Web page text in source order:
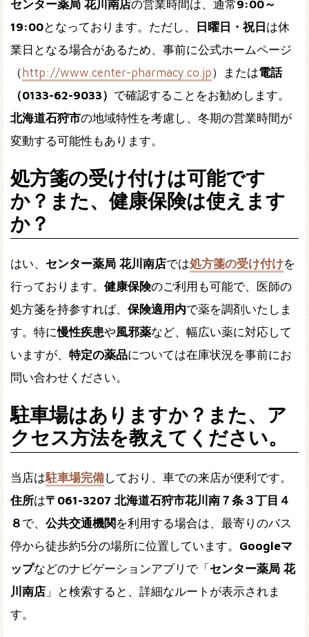
センター薬局 花川南店の営業時間は、通常9:00～
19:00となっております。ただし、 日曜日・祝日は休
業日となる場合があるため、事前に公式ホームページ
（http://www.center-pharmacy.co.jp）または電話
（0133-62-9033） で確認することをお勧めします。
北海道石狩市の地域特性を考慮し、冬期の営業時間が
変動する可能性もあります。
処方箋の受け付けは可能です
か？また、健康保険は使えます
か？
はい、 センター薬局 花川南店では処方箋の受け付けを
行っております。 健康保険のご利用も可能で、医師の
処方箋を持参すれば、 保険適用内で薬を調剤いたしま
す。特に慢性疾患や風邪薬など、幅広い薬に対応して
いますが、 特定の薬品については在庫状況を事前にお
問い合わせください。
駐車場はありますか？また、ア
クセス方法を教えてください。
当店は駐車場完備しており、車での来店が便利です。
住所は〒061-3207 北海道石狩市花川南７条３丁目４
８ で、 公共交通機関 を利用する場合は、最寄りのバス
停から徒歩約5分の場所に位置しています。 Googleマ
ップなどのナビゲーションアプリで「センター薬局 花
川南店 」と検索すると、詳細なルートが表示されま
す。